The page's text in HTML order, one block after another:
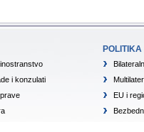
i konzulati
POLITIKA
EU i